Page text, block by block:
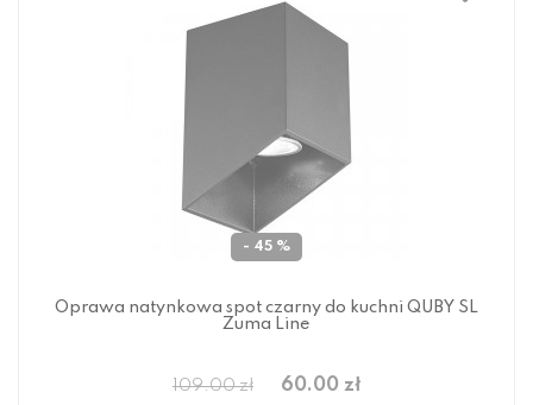
- 45 %
Oprawa natynkowa spot czarny do kuchni QUBY SL
Zuma Line
109.00 zł 60.00 zł